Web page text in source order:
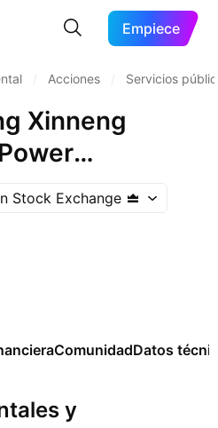
Empiece
Acciones Servicios
Xinneng
Co., Ltd.
Stock Exchange
ComunidadDatos
y